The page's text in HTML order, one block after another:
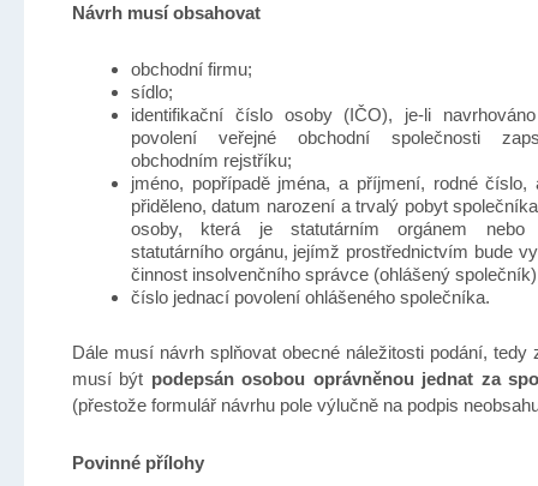
Návrh musí obsahovat
obchodní firmu;
sídlo;
identifikační číslo osoby (IČO), je-li
povolení veřejné obchodní společnosti
obchodním rejstříku;
jméno, popřípadě jména, a příjmení, rodné číslo,
přiděleno, datum narození a trvalý pobyt
osoby, která je statutárním orgánem nebo
statutárního orgánu, jejímž prostřednictvím bude
činnost insolvenčního správce (ohlášený
číslo jednací povolení ohlášeného společníka.
Dále musí návrh splňovat obecné náležitosti podání, tedy
musí být podepsán osobou oprávněnou jednat za
(přestože formulář návrhu pole výlučně na podpis
Povinné přílohy